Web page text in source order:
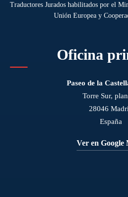
Traductores Jurados habilitados por el
Unión Europea y
Oficina
Paseo de la
Torre Sur,
28046
España
Ver en Google